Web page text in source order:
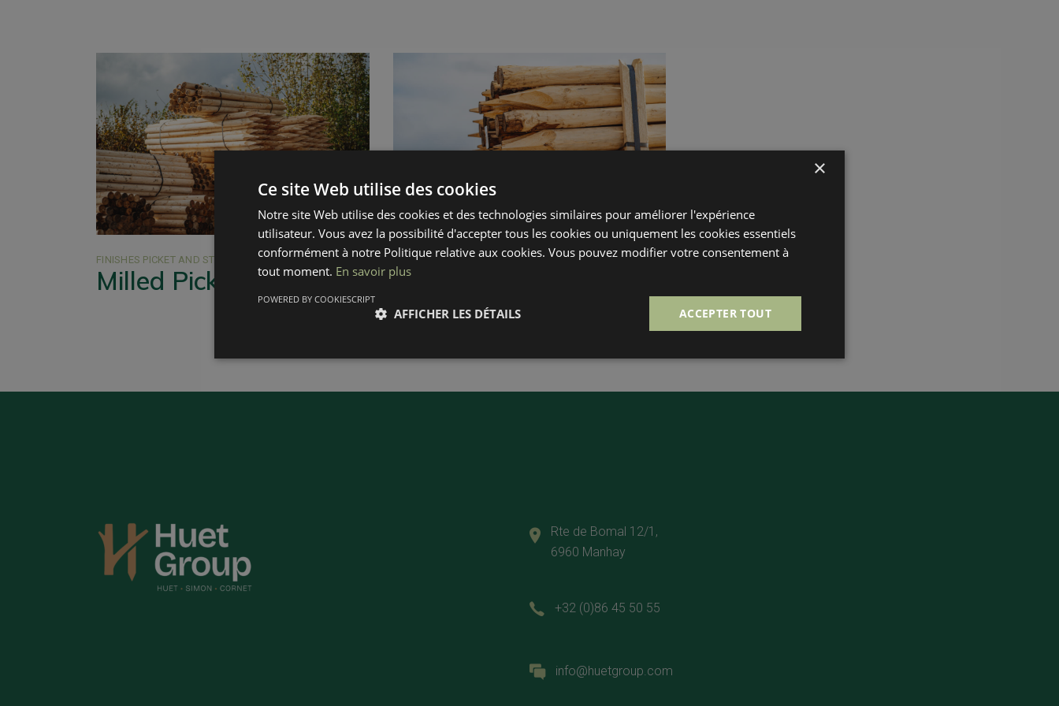
Deutsch
FINISHES PICKET AND STAKES
Milled Pickets
FINISHES PICKET AND STAKES
Debarked stakes
Rte de Bomal 12/1,
6960 Manhay
+32 (0)86 45 50 55
info@huetgroup.com
×
Ce site Web utilise des cookies
Notre site Web utilise des cookies et des technologies similaires pour améliorer l'expérience
utilisateur. Vous avez la possibilité d'accepter tous les cookies ou uniquement les cookies essentiels
conformément à notre Politique relative aux cookies. Vous pouvez modifier votre consentement à
tout moment. En savoir plus
ACCEPTER TOUT
AFFICHER LES DÉTAILS
POWERED BY COOKIESCRIPT